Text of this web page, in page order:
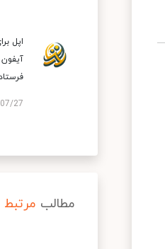
اپل
27
مطالب مرتبط